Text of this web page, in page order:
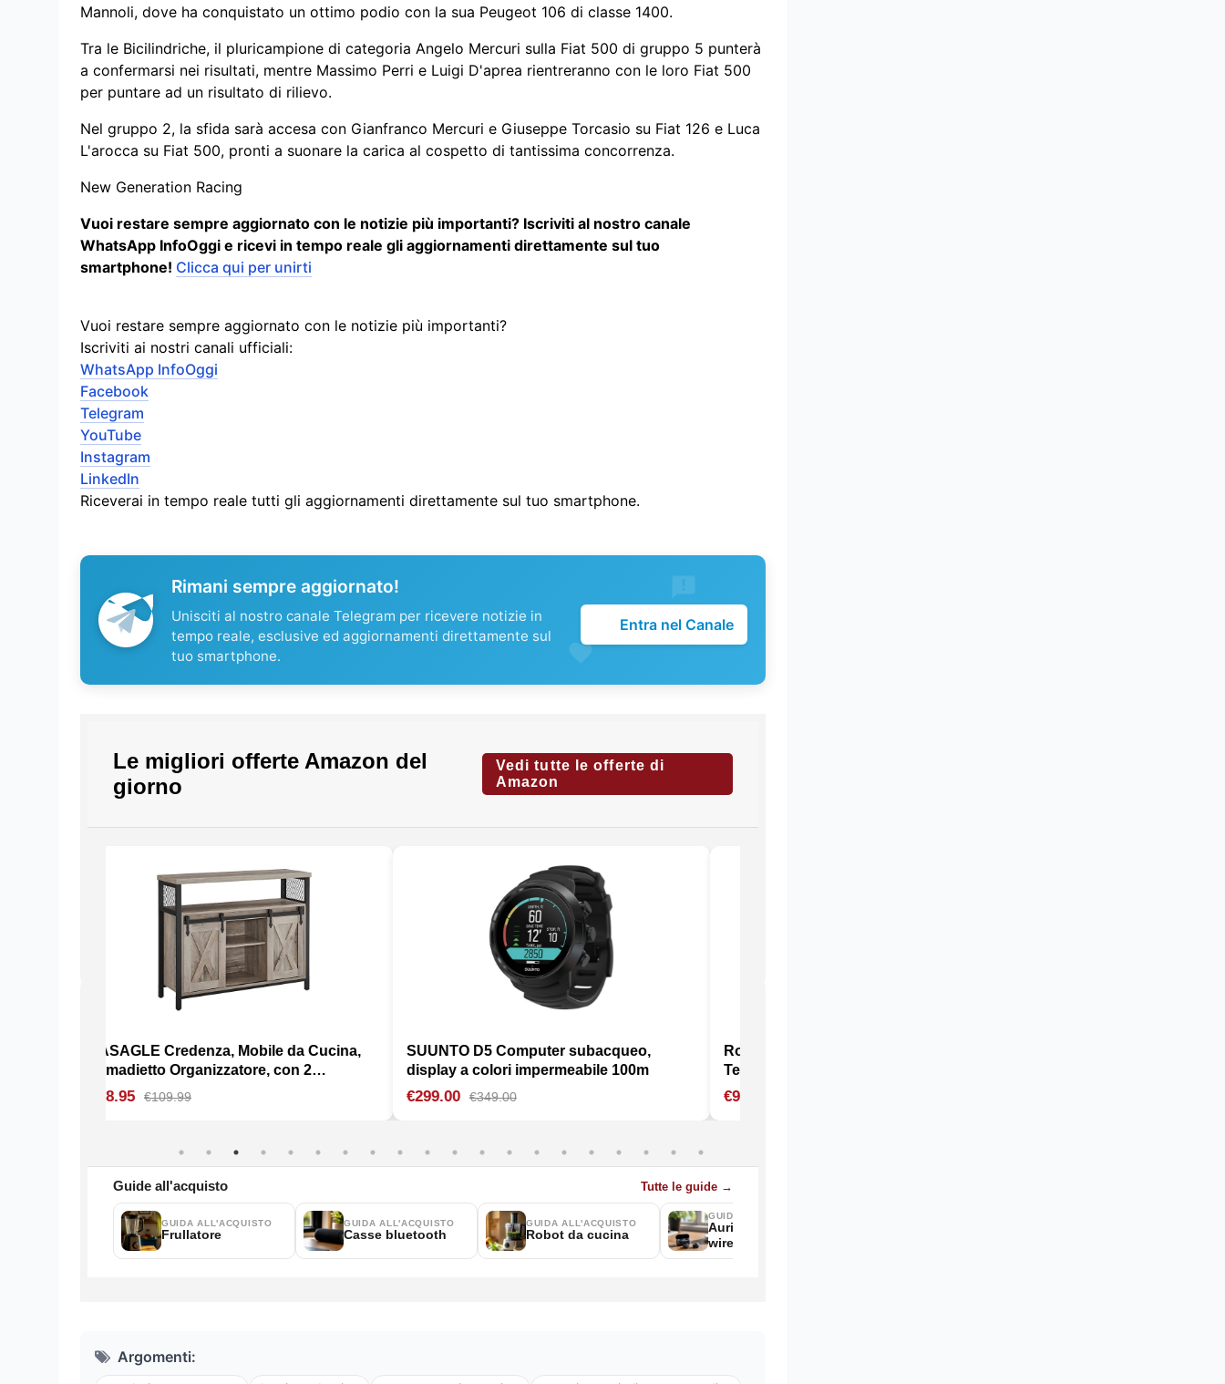
Mannoli, dove ha conquistato un ottimo podio con la sua Peugeot 106 di classe 1400.
Tra le Bicilindriche, il pluricampione di categoria Angelo Mercuri sulla Fiat 500 di gruppo 5 punterà
a confermarsi nei risultati, mentre Massimo Perri e Luigi D'aprea rientreranno con le loro Fiat 500
per puntare ad un risultato di rilievo.
Nel gruppo 2, la sfida sarà accesa con Gianfranco Mercuri e Giuseppe Torcasio su Fiat 126 e Luca
L'arocca su Fiat 500, pronti a suonare la carica al cospetto di tantissima concorrenza.
New Generation Racing
Vuoi restare sempre aggiornato con le notizie più importanti? Iscriviti al nostro canale
WhatsApp InfoOggi e ricevi in tempo reale gli aggiornamenti direttamente sul tuo
smartphone! Clicca qui per unirti
Vuoi restare sempre aggiornato con le notizie più importanti?
Iscriviti ai nostri canali ufficiali:
WhatsApp InfoOggi
Facebook
Telegram
YouTube
Instagram
LinkedIn
Riceverai in tempo reale tutti gli aggiornamenti direttamente sul tuo smartphone.
Rimani sempre aggiornato!
Unisciti al nostro canale Telegram per ricevere notizie in
tempo reale, esclusive ed aggiornamenti direttamente sul
tuo smartphone.
Entra nel Canale
Argomenti: